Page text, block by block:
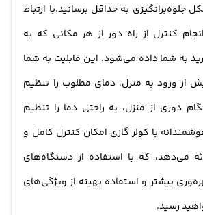
جلوه‌برانگیزی به حداقل برسانید.با ارتباط
کنترل از راه دور از هر مکانی که به
به شما داده می‌شود. این قابلیت به شما
از ورود به منزل، دمای مطلوب را تنظیم
دوری از منزل، به راحتی دما را تنظیم
با کولر گازی امکان کنترل کامل و
می‌دهد، که با استفاده از دستگاه‌های
بیشتر و استفاده بهینه از ویژگی‌های
رسید.